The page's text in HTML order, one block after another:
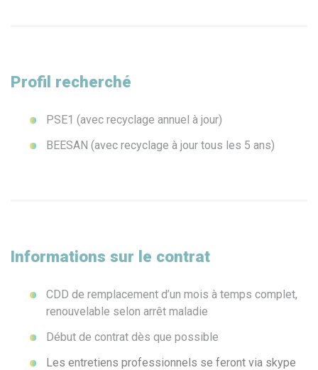
Profil recherché
PSE1 (avec recyclage annuel à jour)
BEESAN (avec recyclage à jour tous les 5 ans)
Informations sur le contrat
CDD de remplacement d’un mois à temps complet,
renouvelable selon arrêt maladie
Début de contrat dès que possible
Les entretiens professionnels se feront via skype